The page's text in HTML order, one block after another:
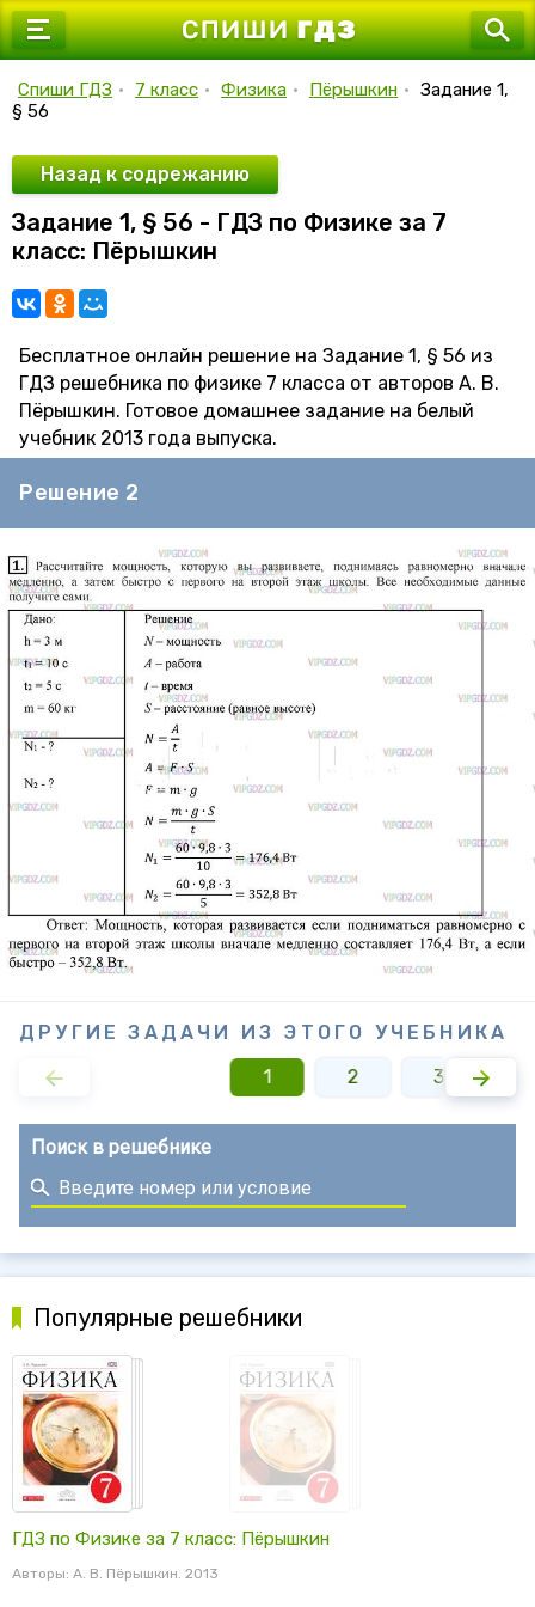
7 класс
9 класс
10 класс
11 класс
Спиши ГДЗ • 7 класс • Физика • Пёрышкин • Задание 1,
§ 56
Назад к содрежанию
Задание 1, § 56 - ГДЗ по Физике за 7
класс: Пёрышкин
Бесплатное онлайн решение на Задание 1, § 56 из
ГДЗ решебника по физике 7 класса от авторов А. В.
Пёрышкин. Готовое домашнее задание на белый
учебник 2013 года выпуска.
Решение 2
ДРУГИЕ ЗАДАЧИ ИЗ ЭТОГО УЧЕБНИКА
1
2 3
Поиск в решебнике
Популярные решебники
ГДЗ по Физике за 7 класс: Пёрышкин
Авторы: А. В. Пёрышкин. 2013